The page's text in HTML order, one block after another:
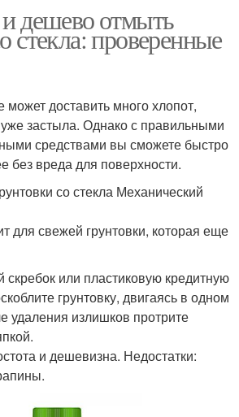
дешево отмыть
стекла: проверенные
может доставить много хлопот,
застыла. Однако с правильными
средствами вы сможете быстро
без вреда для поверхности.
со стекла Механический
для свежей грунтовки, которая еще
скребок или пластиковую кредитную
грунтовку, двигаясь в одном
удаления излишков протрите
и дешевизна. Недостатки: